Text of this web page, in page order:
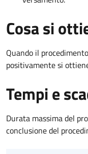
Cosa si
Quando il
positivamente si
Tempi e
Durata massima del
conclusione del